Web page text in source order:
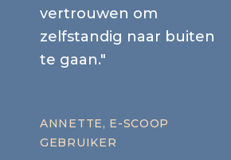
vertrouwen om
zelfstandig naar buiten
te gaan."
ANNETTE, E-SCOOP
GEBRUIKER